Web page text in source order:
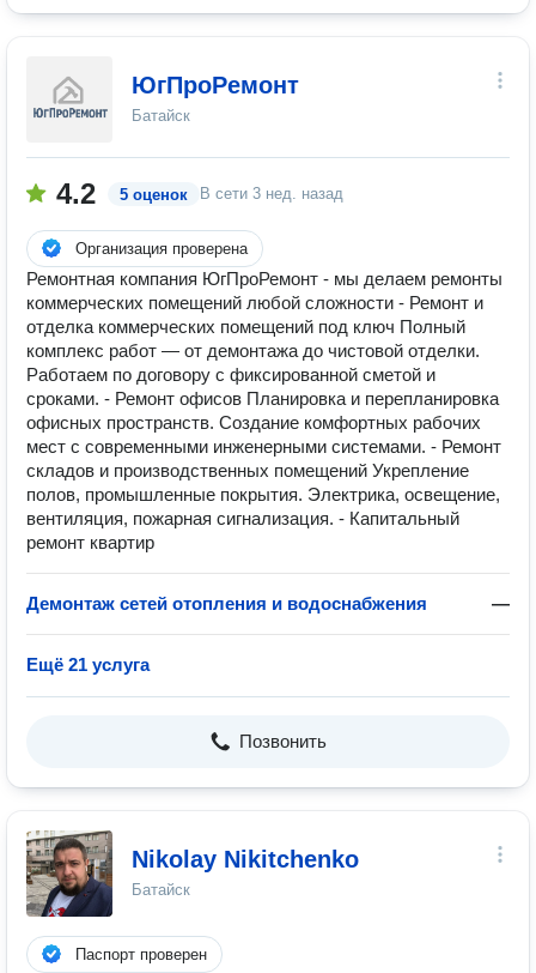
ЮгПроРемонт
Батайск
4.2 5 оценок В сети 3 нед. назад
Организация проверена
Ремонтная компания ЮгПроРемонт - мы делаем ремонты
коммерческих помещений любой сложности - Ремонт и
отделка коммерческих помещений под ключ Полный
комплекс работ — от демонтажа до чистовой отделки.
Работаем по договору с фиксированной сметой и
сроками. - Ремонт офисов Планировка и перепланировка
офисных пространств. Создание комфортных рабочих
мест с современными инженерными системами. - Ремонт
складов и производственных помещений Укрепление
полов, промышленные покрытия. Электрика, освещение,
вентиляция, пожарная сигнализация. - Капитальный
ремонт квартир
Демонтаж сетей отопления и водоснабжения —
Ещё 21 услуга
Позвонить
Nikolay Nikitchenko
Батайск
Паспорт проверен